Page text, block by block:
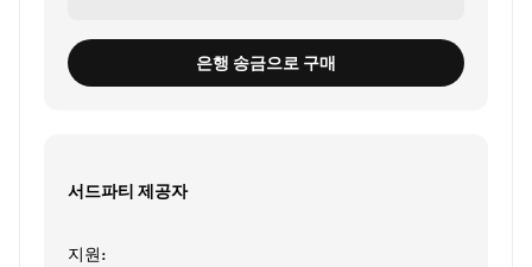
은행 송금으로 구매
서드파티 제공자
지원: